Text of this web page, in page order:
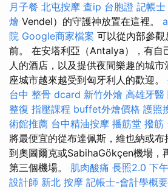
月子餐 北屯按摩 查ip 台胞證 記帳士
燴 Vendel）的守護神放置在這裡。
院 Google商家檔案 可以從內部參觀
前。 在安塔利亞（Antalya），有自
人的酒店，以及提供夜間樂趣的城市
座城市越來越受到匈牙利人的歡迎。
台中 整骨 dcard 新竹外燴 高雄牙醫
整復 指壓課程 buffet外燴價格 護照
術館推薦 台中精油按摩 播筋堂 撥筋
將最便宜的從布達佩斯，維也納或布
到奧圖爾克或SabihaGökçen機場，
第三個機場。 肌肉酸痛 長照2.0 下
設計師 新北 按摩 記帳士-會計學概要